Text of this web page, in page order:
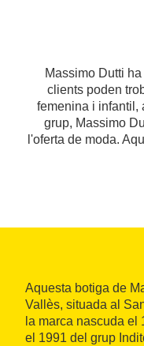
Massimo Dutti
clients poden
femenina i infantil,
grup, Massimo
l'oferta de moda.
Aquesta botiga de
Vallès, situada al
la marca nascuda el
el 1991 del grup